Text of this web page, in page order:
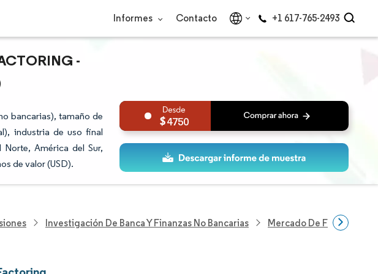
Informes Contacto +1 617-765-2493
-
bancarias), tamaño de
industria de uso final
América del Sur,
de valor (USD).
4750
Investigación De Banca Y Finanzas No Bancarias Mercado De Factoring